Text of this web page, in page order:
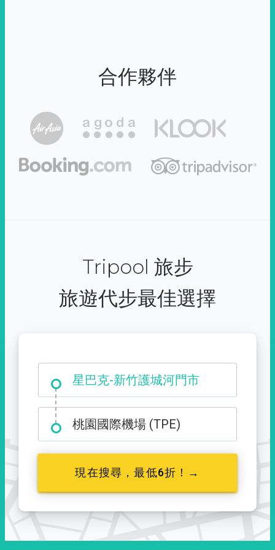
合作夥伴
Tripool 旅步
旅遊代步最佳選擇
星巴克-新竹護城河門市
大霸尖山登山口
桃園國際機場 (TPE)
現在搜尋，最低6折！→